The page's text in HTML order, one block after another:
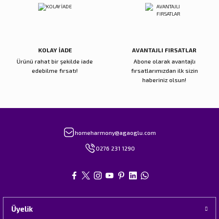
KOLAY İADE
Ürünü rahat bir şekilde iade
edebilme fırsatı!
AVANTAJLI FIRSATLAR
Abone olarak avantajlı
fırsatlarımızdan ilk sizin
haberiniz olsun!
homeharmony@agaoglu.com
0276 231 1290
Üyelik